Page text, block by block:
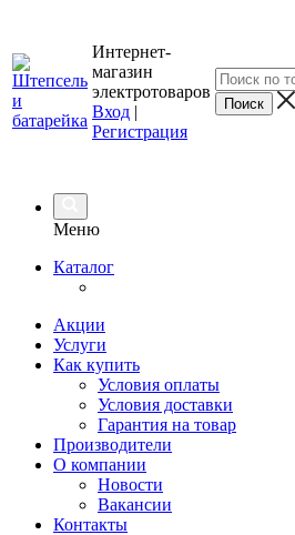
Интернет-
магазин
электротоваров
Вход |
Регистрация
Меню
Каталог
Акции
Услуги
Как купить
Условия оплаты
Условия доставки
Гарантия на товар
Производители
О компании
Новости
Вакансии
Контакты